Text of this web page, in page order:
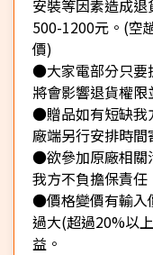
安裝等因素造成
500-1200元。(空
價)
●大家電部分只要
將會影響退貨權限
●贈品如有短缺我
廠端另行安排時間
●欲參加原廠相關
我方不負擔保責任
●價格變價有輸入
過大(超過20%以
益。